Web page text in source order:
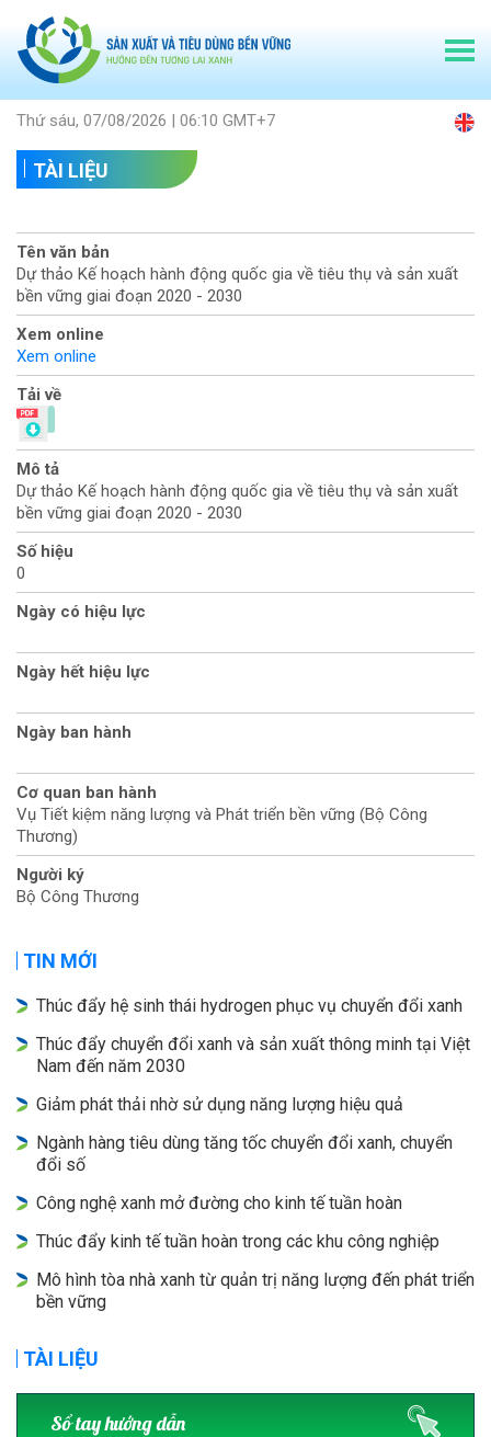
Thứ sáu, 07/08/2026 | 06:10 GMT+7
TÀI LIỆU
Tên văn bản
Dự thảo Kế hoạch hành động quốc gia về tiêu thụ và sản xuất
bền vững giai đoạn 2020 - 2030
Xem online
Xem online
Tải về
Mô tả
Dự thảo Kế hoạch hành động quốc gia về tiêu thụ và sản xuất
bền vững giai đoạn 2020 - 2030
Số hiệu
0
Ngày có hiệu lực
Ngày hết hiệu lực
Ngày ban hành
Cơ quan ban hành
Vụ Tiết kiệm năng lượng và Phát triển bền vững (Bộ Công
Thương)
Người ký
Bộ Công Thương
TIN MỚI
Thúc đẩy hệ sinh thái hydrogen phục vụ chuyển đổi xanh
Thúc đẩy chuyển đổi xanh và sản xuất thông minh tại Việt
Nam đến năm 2030
Giảm phát thải nhờ sử dụng năng lượng hiệu quả
Ngành hàng tiêu dùng tăng tốc chuyển đổi xanh, chuyển
đổi số
Công nghệ xanh mở đường cho kinh tế tuần hoàn
Thúc đẩy kinh tế tuần hoàn trong các khu công nghiệp
Mô hình tòa nhà xanh từ quản trị năng lượng đến phát triển
bền vững
TÀI LIỆU
Sổ tay hướng dẫn